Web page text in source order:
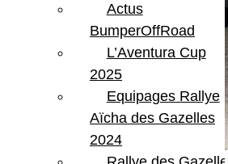
Actus
BumperOffRoad
L’Aventura Cup
2025
Equipages Rallye
Aïcha des Gazelles
2024